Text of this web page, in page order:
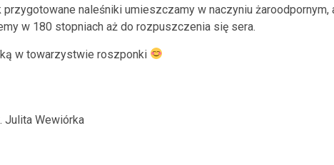
naleśniki umieszczamy w naczyniu żaroodpornym,
w 180 stopniach aż do rozpuszczenia się sera.
w towarzystwie roszponki
Julita Wewiórka